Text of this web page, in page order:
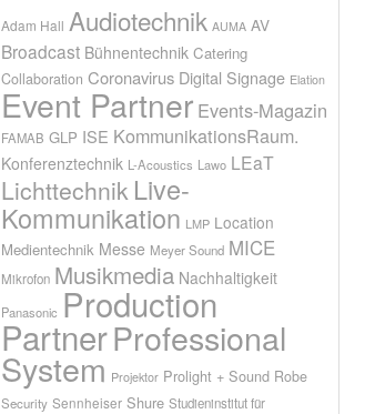
Adam Hall Audiotechnik AUMA AV
Broadcast Bühnentechnik Catering
Collaboration Coronavirus Digital Signage Elation
Event Partner Events-Magazin
FAMAB GLP ISE KommunikationsRaum.
Konferenztechnik L-Acoustics Lawo LEaT
Lichttechnik Live-
Kommunikation LMP Location
Medientechnik Messe Meyer Sound MICE
Mikrofon Musikmedia Nachhaltigkeit
Panasonic Production
PartnerProfessional
System Projektor Prolight + Sound Robe
Security Sennheiser Shure Studieninstitut für